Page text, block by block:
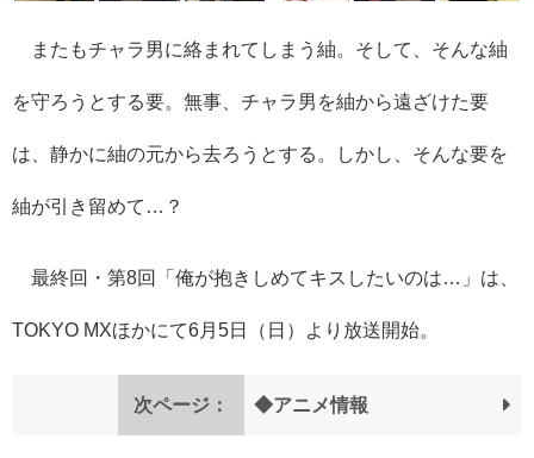
またもチャラ男に絡まれてしまう紬。そして、そんな紬
を守ろうとする要。無事、チャラ男を紬から遠ざけた要
は、静かに紬の元から去ろうとする。しかし、そんな要を
紬が引き留めて…？
最終回・​​第8回「俺が抱きしめてキスしたいのは…」は、
TOKYO MXほかにて6月5日（日）より放送開始。
次ページ： ◆アニメ情報